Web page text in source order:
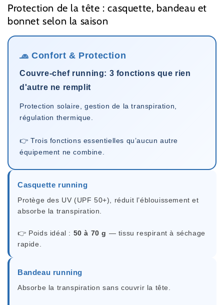
Protection de la tête : casquette, bandeau et
bonnet selon la saison
🧢 Confort & Protection
Couvre-chef running: 3 fonctions que rien
d'autre ne remplit
Protection solaire, gestion de la transpiration,
régulation thermique.
👉 Trois fonctions essentielles qu’aucun autre
équipement ne combine.
Casquette running
Protège des UV (UPF 50+), réduit l’éblouissement et
absorbe la transpiration.
👉 Poids idéal : 50 à 70 g — tissu respirant à séchage
rapide.
Bandeau running
Absorbe la transpiration sans couvrir la tête.